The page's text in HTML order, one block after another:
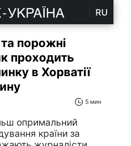
RU
порожні
проходить
в Хорватії
5 мин
опримальний
країни за